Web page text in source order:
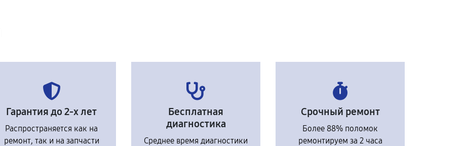
Гарантия до 2-х лет
Распространяется как на
ремонт, так и на запчасти
Бесплатная
диагностика
Среднее время диагностики
Срочный ремонт
Более 88% поломок
ремонтируем за 2 часа